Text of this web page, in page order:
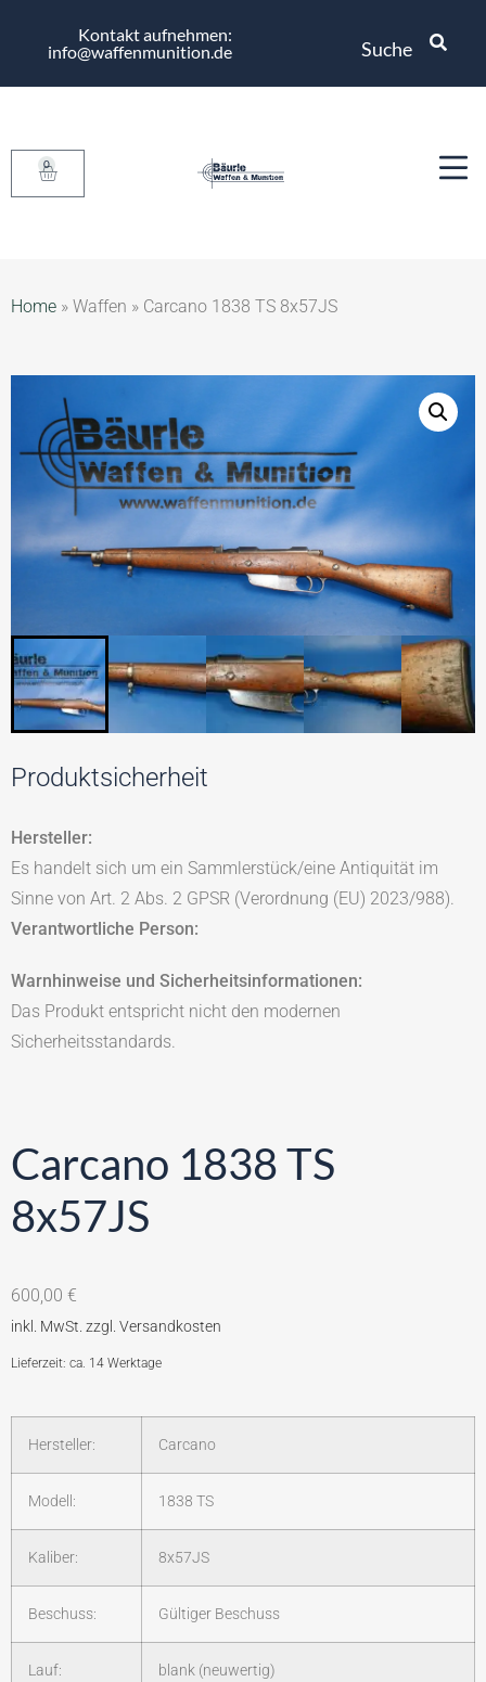
Kontakt aufnehmen:
info@waffenmunition.de
Suche
0
Home » Waffen » Carcano 1838 TS 8x57JS
Produktsicherheit
Hersteller:
Es handelt sich um ein Sammlerstück/eine Antiquität im
Sinne von Art. 2 Abs. 2 GPSR (Verordnung (EU) 2023/988).
Verantwortliche Person:
Warnhinweise und Sicherheitsinformationen:
Das Produkt entspricht nicht den modernen
Sicherheitsstandards.
Carcano 1838 TS
8x57JS
600,00 €
Lieferzeit: ca. 14 Werktage
Hersteller: Carcano
Modell: 1838 TS
Kaliber: 8x57JS
Beschuss: Gültiger Beschuss
Lauf:
blank (neuwertig)